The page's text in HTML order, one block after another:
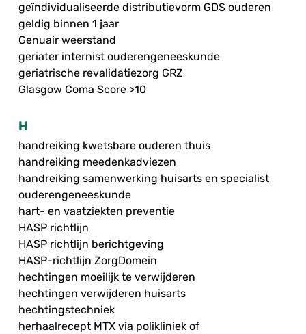
geïndividualiseerde distributievorm GDS ouderen
geldig binnen 1 jaar
Genuair weerstand
geriater internist ouderengeneeskunde
geriatrische revalidatiezorg GRZ
Glasgow Coma Score >10
H
handreiking kwetsbare ouderen thuis
handreiking meedenkadviezen
handreiking samenwerking huisarts en specialist
ouderengeneeskunde
hart- en vaatziekten preventie
HASP richtlijn
HASP richtlijn berichtgeving
HASP-richtlijn ZorgDomein
hechtingen moeilijk te verwijderen
hechtingen verwijderen huisarts
hechtingstechniek
herhaalrecept MTX via polikliniek of